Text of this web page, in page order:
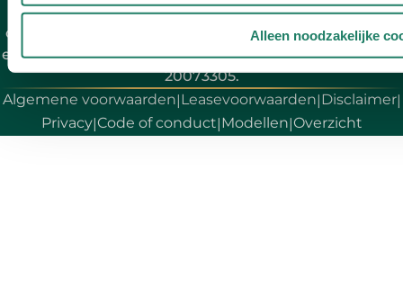
Alleen noodzakelijke
Volkswagen Pon Financial Services B.V. handelend
onder de naam DutchLease, gevestigd te Amersfoort
en ingeschreven in het Handelregister onder nummer
20073305.
Algemene voorwaarden|Leasevoorwaarden|Disclaimer|
Privacy|Code of conduct|Modellen|Overzicht